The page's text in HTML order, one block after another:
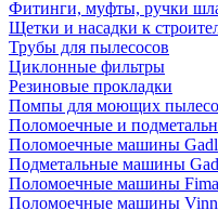
Фитинги, муфты, ручки
Щетки и насадки к
Трубы для пылесосов
Циклонные фильтры
Резиновые прокладки
Помпы для моющих
Поломоечные и
Поломоечные машины
Подметальные машины
Поломоечные машины
Поломоечные машины